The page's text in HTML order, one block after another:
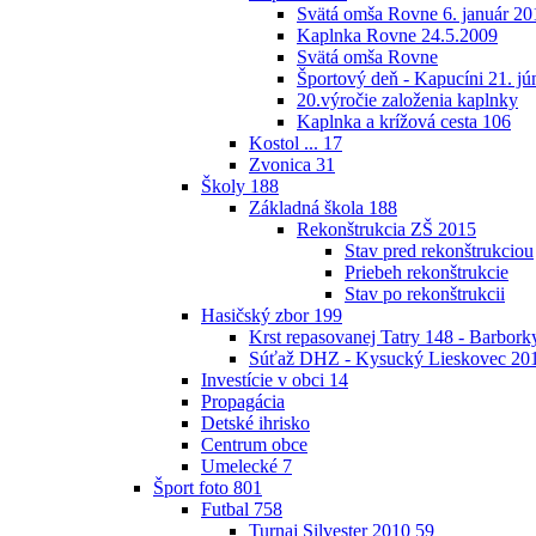
Svätá omša Rovne 6. január
Kaplnka Rovne 24.5.2009
Svätá omša Rovne
Športový deň - Kapucíni 21.
20.výročie založenia kaplnky
Kaplnka a krížová cesta 106
Kostol ... 17
Zvonica 31
Školy 188
Základná škola 188
Rekonštrukcia ZŠ 2015
Stav pred rekonštrukciou
Priebeh rekonštrukcie
Stav po rekonštrukcii
Hasičský zbor 199
Krst repasovanej Tatry 148 -
Súťaž DHZ - Kysucký Lieskovec
Investície v obci 14
Propagácia
Detské ihrisko
Centrum obce
Umelecké 7
Šport foto 801
Futbal 758
Turnaj Silvester 2010 59